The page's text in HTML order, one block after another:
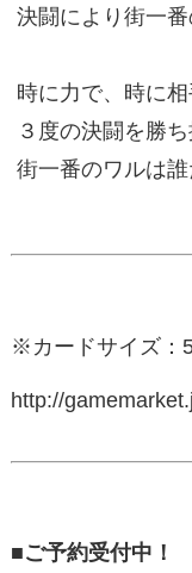
決闘により街一番
時に力で、時に
３度の決闘を勝
街一番のワルは誰
※カードサイズ：
http://
■ご予約受付中！